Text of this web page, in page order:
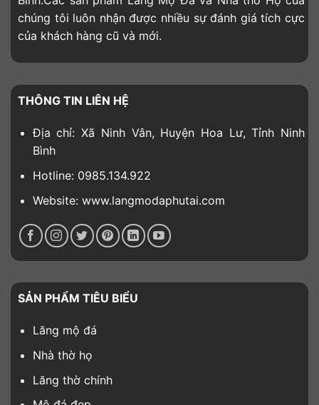
chúng tôi luôn nhận được nhiều sự đánh giá tích cực
của khách hàng cũ và mới.
THÔNG TIN LIÊN HỆ
Địa chỉ: Xã Ninh Vân, Huyện Hoa Lư, Tỉnh Ninh
Bình
Hotline: 0985.134.922
Website: www.langmodaphutai.com
SẢN PHẨM TIÊU BIỂU
Lăng mộ đá
Nhà thờ họ
Lăng thờ chính